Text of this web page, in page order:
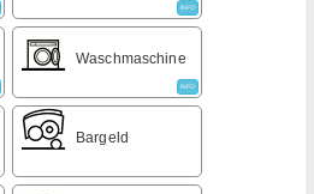
INFO
Waschmaschine
INFO
Bargeld